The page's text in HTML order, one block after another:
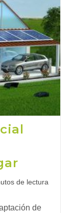
de lectura
de